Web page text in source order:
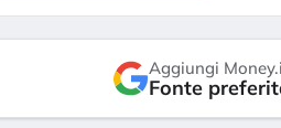
Aggiungi
Fonte
agosto 2026